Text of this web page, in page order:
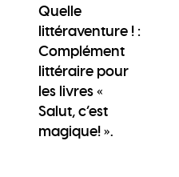
Quelle
littéraventure ! :
Complément
littéraire pour
les livres «
Salut, c’est
magique! ».